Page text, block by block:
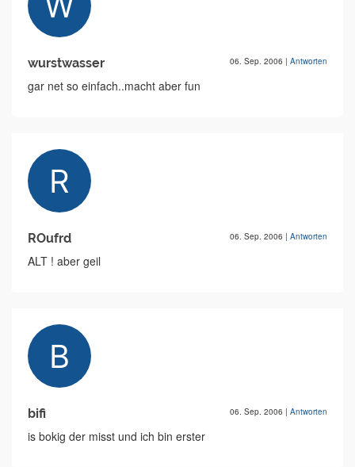
wurstwasser 06. Sep. 2006 | Antworten
gar net so einfach..macht aber fun
ROufrd 06. Sep. 2006 | Antworten
ALT ! aber geil
bifi 06. Sep. 2006 | Antworten
is bokig der misst und ich bin erster